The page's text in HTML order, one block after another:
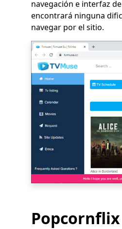
navegación e interfaz
encontrará ninguna
navegar por el sitio.
Popcornflix